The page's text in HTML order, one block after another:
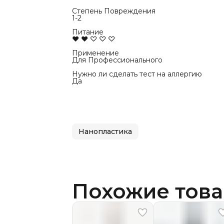
Степень Повреждения
1-2
Питание
♥ ♥ ♡ ♡ ♡
Применение
Для Профессионального
Нужно ли сделать тест на аллергию
Да
Нанопластика
Похожие